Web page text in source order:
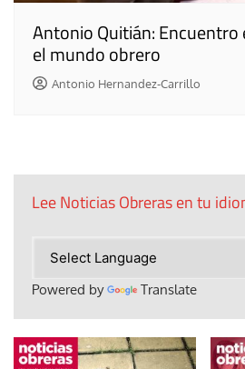
Antonio Quitián: Encuentro
el mundo obrero
Antonio Hernandez-Carrillo
Lee Noticias Obreras en tu
Powered by Translate